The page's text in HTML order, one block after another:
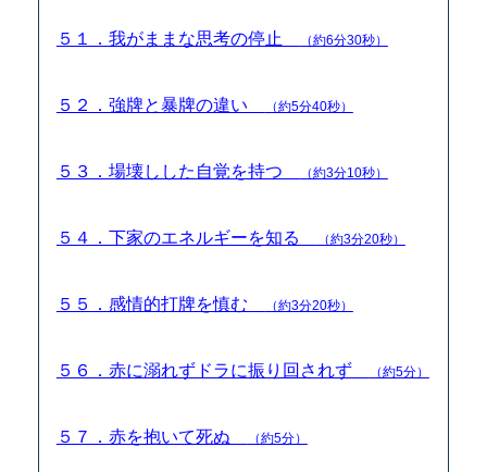
５１．我がままな思考の停止 （約6分30秒）
５２．強牌と暴牌の違い （約5分40秒）
５３．場壊しした自覚を持つ （約3分10秒）
５４．下家のエネルギーを知る （約3分20秒）
５５．感情的打牌を慎む （約3分20秒）
５６．赤に溺れずドラに振り回されず （約5分）
５７．赤を抱いて死ぬ （約5分）